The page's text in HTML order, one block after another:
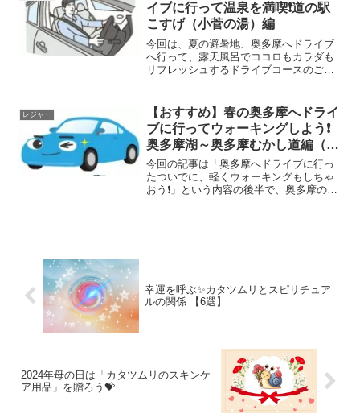
イブに行って温泉を満喫❗️道の駅
こすげ（小菅の湯）編
今回は、夏の避暑地、奥多摩へドライブ
へ行って、露天風呂でココロもカラダも
リフレッシュするドライブコースのご紹
レジャー
【おすすめ】春の奥多摩へドライ
ブに行ってウォーキングしよう❗️
奥多摩湖～奥多摩むかし道編（後
半）
今回の記事は「奥多摩へドライブに行っ
たついでに、軽くウォーキングもしちゃ
おう❗️」という内容の後半で、奥多摩のウ
幸運を呼ぶ✨カタツムリとスピリチュア
ルの関係 【6選】
2024年母の日は「カタツムリのスキンケ
ア用品」を贈ろう💝